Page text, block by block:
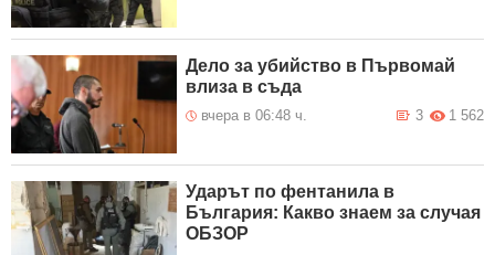
Дело за убийство в Първомай
влиза в съда
вчера в 06:48 ч. 1 562
3
Ударът по фентанила в
България: Какво знаем за случая
ОБЗОР